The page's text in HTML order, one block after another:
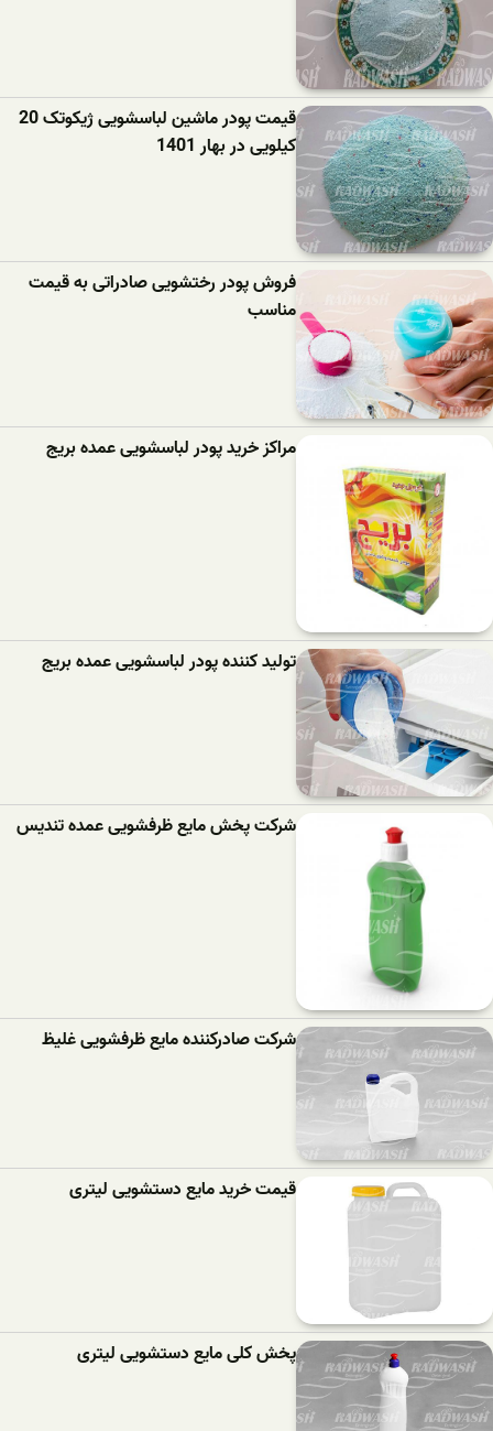
قیمت پودر ماشین لباسشویی ژیکوتک 20
کیلویی در بهار 1401
فروش پودر رختشویی صادراتی به قیمت
مناسب
مراکز خرید پودر لباسشویی عمده بریج
تولید کننده پودر لباسشویی عمده بریج
شرکت پخش مایع ظرفشویی عمده تندیس
شرکت صادرکننده مایع ظرفشویی غلیظ
قیمت خرید مایع دستشویی لیتری
پخش کلی مایع دستشویی لیتری